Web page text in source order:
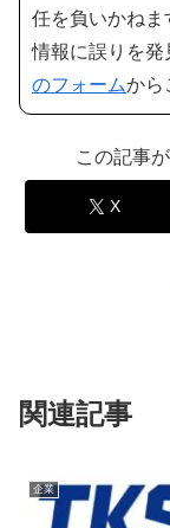
任を負いかねま
情報に誤りを発
のフォームから
この記事
X
関連記事
企業